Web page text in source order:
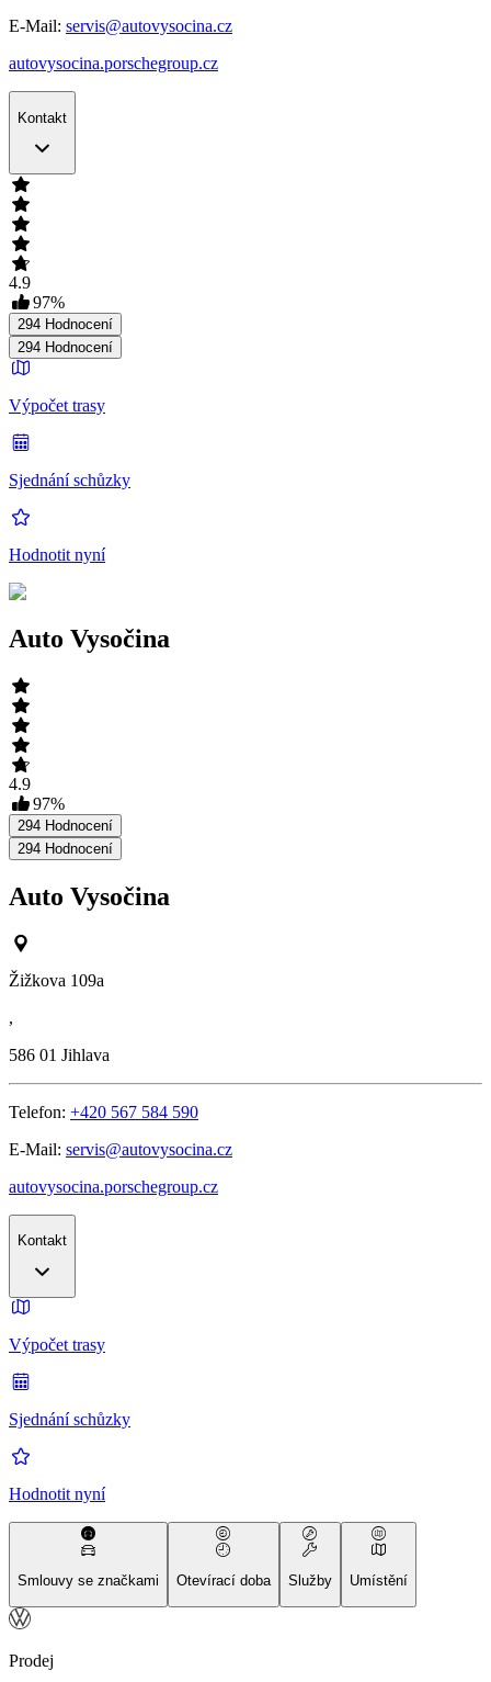
E-Mail: servis@autovysocina.cz
autovysocina.porschegroup.cz
Kontakt
4.9
97%
294 Hodnocení
294 Hodnocení
Výpočet trasy
Sjednání schůzky
Hodnotit nyní
Auto Vysočina
4.9
97%
294 Hodnocení
294 Hodnocení
Auto Vysočina
Žižkova 109a
,
586 01 Jihlava
Telefon: +420 567 584 590
E-Mail: servis@autovysocina.cz
autovysocina.porschegroup.cz
Kontakt
Výpočet trasy
Sjednání schůzky
Hodnotit nyní
Smlouvy se značkami Otevírací doba Služby Umístění
Prodej